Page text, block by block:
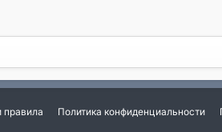
правила Политика конфиденциальности